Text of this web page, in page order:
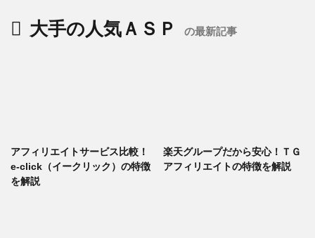
大手の人気ＡＳＰ の最新記事
アフィリエイトサービス比較！
e-click（イークリック）の特徴
を解説
楽天グループだから安心！ＴＧ
アフィリエイトの特徴を解説